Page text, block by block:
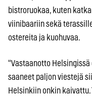
bistroruokaa, kuten
viinibaariin sekä
ostereita ja kuohuvaa.
“Vastaanotto
saaneet paljon viestejä
Helsinkiin onkin